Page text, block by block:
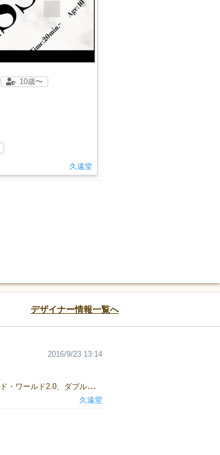
10歳〜
久遠堂
デザイナー情報一覧へ
1983年東京生まれ A型 女性 好きなゲーム：プエルトリコ、カタン、アクワイア、ラブレター、セレスティア 好きなTRPG：ソード・ワールド2.0、ダブルクロス3rd、キルデスビジネス、ネクロニカ 好きな食べ物：アイスクリーム、オムライス、ラーメン 東京在住。 イラストレーター/デザイナー/イベント企画・運営など 真面目なお仕事の方は商業PN「ナカタヒサ」で活動しています。 「自分の欲しいと思ったものが売ってないなら、自分で作ってしまえ」って思って、 いろいろ作っています。
2016/9/23 13:14
久遠堂